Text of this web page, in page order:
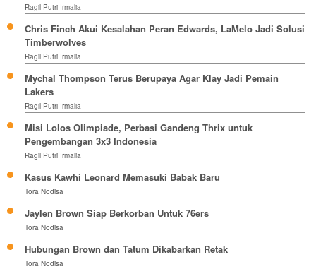
Ragil Putri Irmalia
Chris Finch Akui Kesalahan Peran Edwards, LaMelo Jadi Solusi
Timberwolves
Ragil Putri Irmalia
Mychal Thompson Terus Berupaya Agar Klay Jadi Pemain
Lakers
Ragil Putri Irmalia
Misi Lolos Olimpiade, Perbasi Gandeng Thrix untuk
Pengembangan 3x3 Indonesia
Ragil Putri Irmalia
Kasus Kawhi Leonard Memasuki Babak Baru
Tora Nodisa
Jaylen Brown Siap Berkorban Untuk 76ers
Tora Nodisa
Hubungan Brown dan Tatum Dikabarkan Retak
Tora Nodisa